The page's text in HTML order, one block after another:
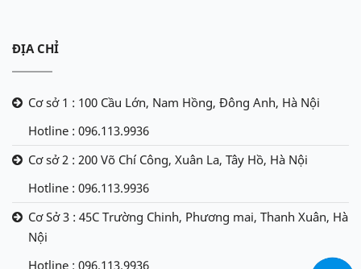
ĐỊA CHỈ
Cơ sở 1 : 100 Cầu Lớn, Nam Hồng, Đông Anh, Hà Nội
Hotline : 096.113.9936
Cơ sở 2 : 200 Võ Chí Công, Xuân La, Tây Hồ, Hà Nội
Hotline : 096.113.9936
Cơ Sở 3 : 45C Trường Chinh, Phương mai, Thanh Xuân, Hà
Nội
Hotline : 096.113.9936